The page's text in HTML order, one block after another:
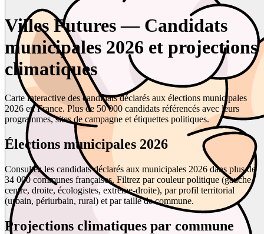
Villes Futures — Candidats
municipales 2026 et projections
climatiques
Carte interactive des candidats déclarés aux élections municipales
2026 en France. Plus de 50 000 candidats référencés avec leurs
programmes, sites de campagne et étiquettes politiques.
Élections municipales 2026
Consultez les candidats déclarés aux municipales 2026 dans plus de
34 000 communes françaises. Filtrez par couleur politique (gauche,
centre, droite, écologistes, extrême-droite), par profil territorial
(urbain, périurbain, rural) et par taille de commune.
Projections climatiques par commune